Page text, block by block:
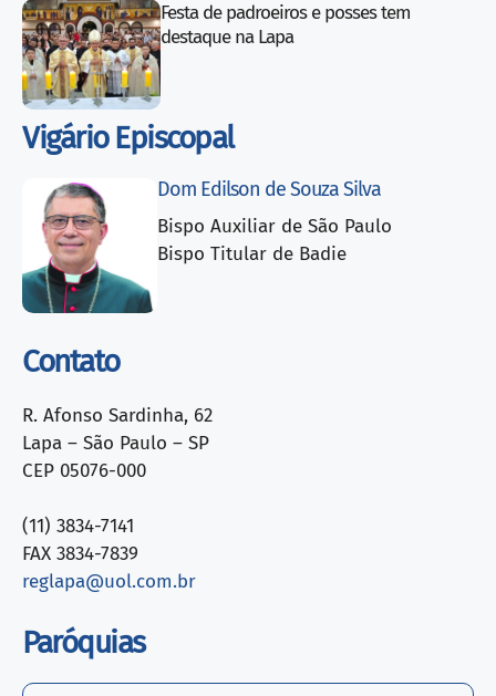
Festa de padroeiros e posses tem
destaque na Lapa
Vigário Episcopal
Dom Edilson de Souza Silva
Bispo Auxiliar de São Paulo
Bispo Titular de Badie
Contato
R. Afonso Sardinha, 62
Lapa – São Paulo – SP
CEP 05076-000
(11) 3834-7141
FAX 3834-7839
reglapa@uol.com.br
Paróquias